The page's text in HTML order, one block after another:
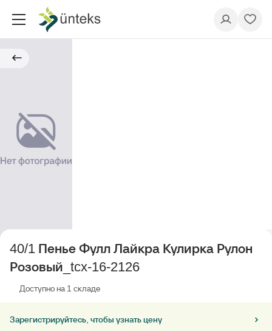
40/1 Пенье Фулл Лайкра Кулирка Рулон
Розовый_tcx-16-2126
Доступно на 1 складе
Зарегистрируйтесь, чтобы узнать цену